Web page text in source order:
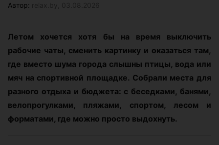
Автор:
Летом хочется хотя бы на время выключить
рабочие чаты, сменить картинку и оказаться там,
где вместо шума города слышны птицы, вода или
мяч на спортивной площадке. Собрали места для
разного отдыха и бюджета: с беседками, банями,
велопрогулками, пляжами, спортом, лесом и
форматами, где можно просто выдохнуть.